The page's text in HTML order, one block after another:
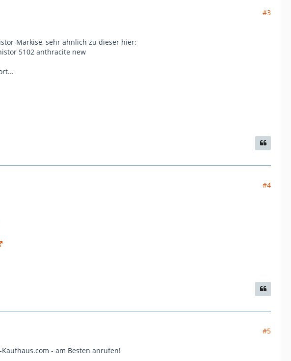
#3
Markise, sehr ähnlich zu dieser hier:
5102 anthracite new
#4
#5
- am Besten anrufen!